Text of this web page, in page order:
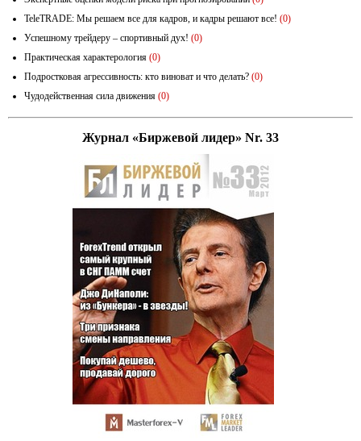
TeleTRADE: Мы решаем все для кадров, и кадры решают все! (0)
Успешному трейдеру – спортивный дух! (0)
Практическая характерология (0)
Подростковая агрессивность: кто виноват и что делать? (0)
Чудодейственная сила движения (0)
Журнал «Биржевой лидер» Nr. 33